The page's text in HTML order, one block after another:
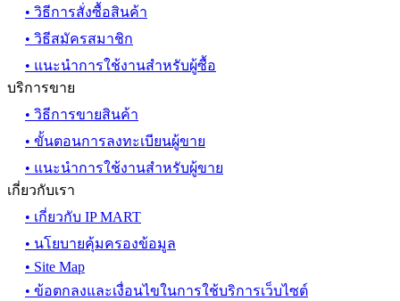
• วิธีการสั่งซื้อสินค้า
• วิธีสมัครสมาชิก
• แนะนำการใช้งานสำหรับผู้ซื้อ
บริการขาย
• วิธีการขายสินค้า
• ขั้นตอนการลงทะเบียนผู้ขาย
• แนะนำการใช้งานสำหรับผู้ขาย
เกี่ยวกับเรา
• เกี่ยวกับ IP MART
• นโยบายคุ้มครองข้อมูล
• Site Map
• ข้อตกลงและเงื่อนไขในการใช้บริการเว็บไซต์